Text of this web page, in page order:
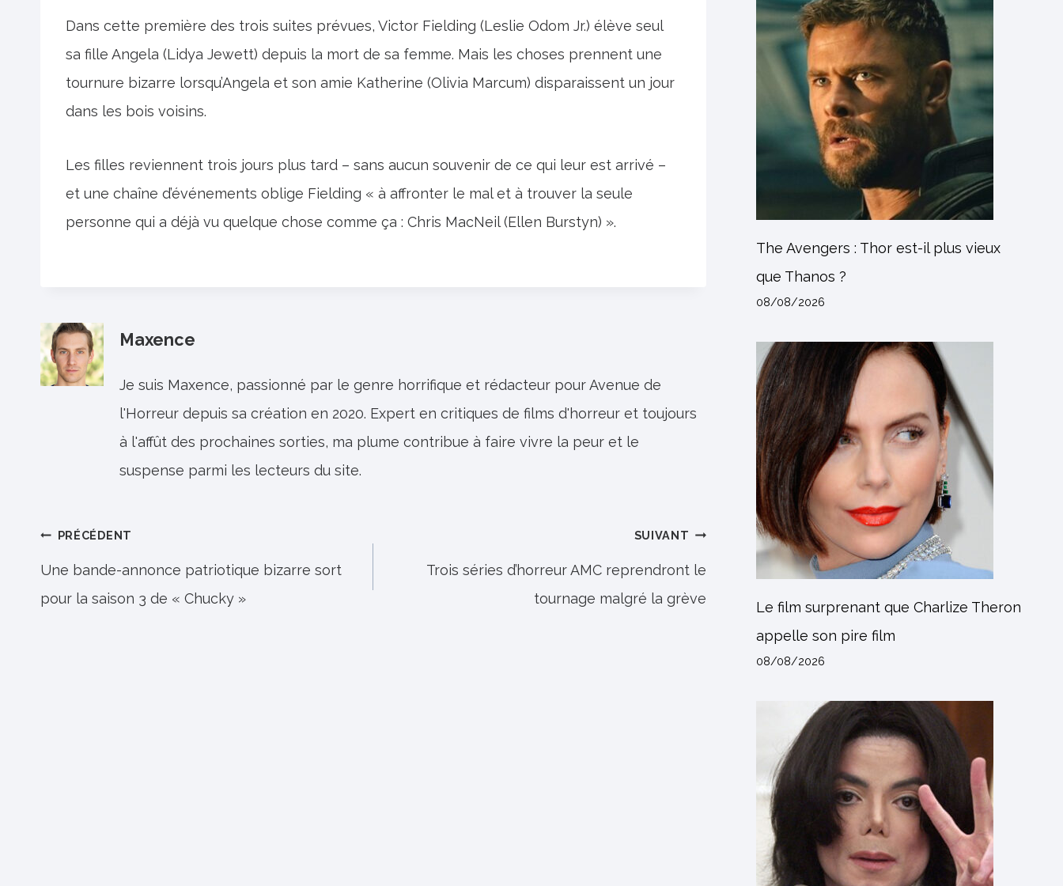
Dans cette première des trois suites prévues, Victor Fielding (Leslie Odom Jr.) élève seul
sa fille Angela (Lidya Jewett) depuis la mort de sa femme. Mais les choses prennent une
tournure bizarre lorsqu’Angela et son amie Katherine (Olivia Marcum) disparaissent un jour
dans les bois voisins.
Les filles reviennent trois jours plus tard – sans aucun souvenir de ce qui leur est arrivé –
et une chaîne d’événements oblige Fielding « à affronter le mal et à trouver la seule
personne qui a déjà vu quelque chose comme ça : Chris MacNeil (Ellen Burstyn) ».
Maxence
Je suis Maxence, passionné par le genre horrifique et rédacteur pour Avenue de
l'Horreur depuis sa création en 2020. Expert en critiques de films d'horreur et toujours
à l'affût des prochaines sorties, ma plume contribue à faire vivre la peur et le
suspense parmi les lecteurs du site.
Navigation
de
l’article
PRÉCÉDENT
Une bande-annonce patriotique bizarre sort
pour la saison 3 de « Chucky »
SUIVANT
Trois séries d’horreur AMC reprendront le
tournage malgré la grève
The Avengers : Thor est-il plus vieux
que Thanos ?
08/08/2026
Le film surprenant que Charlize Theron
appelle son pire film
08/08/2026